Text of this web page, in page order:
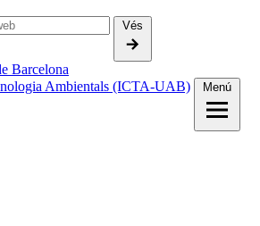
Vés
Barcelona
Ambientals (ICTA-UAB)
Menú